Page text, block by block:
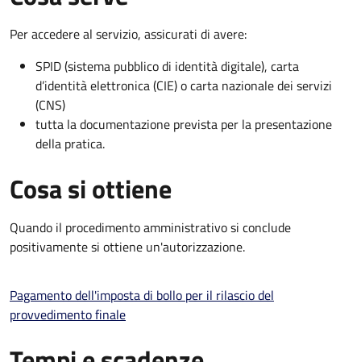
Per accedere al servizio, assicurati di avere:
SPID (sistema pubblico di identità digitale), carta
d’identità elettronica (CIE) o carta nazionale dei servizi
(CNS)
tutta la documentazione prevista per la presentazione
della pratica.
Cosa si ottiene
Quando il procedimento amministrativo si conclude
positivamente si ottiene un'autorizzazione.
Pagamento dell'imposta di bollo per il rilascio del
provvedimento finale